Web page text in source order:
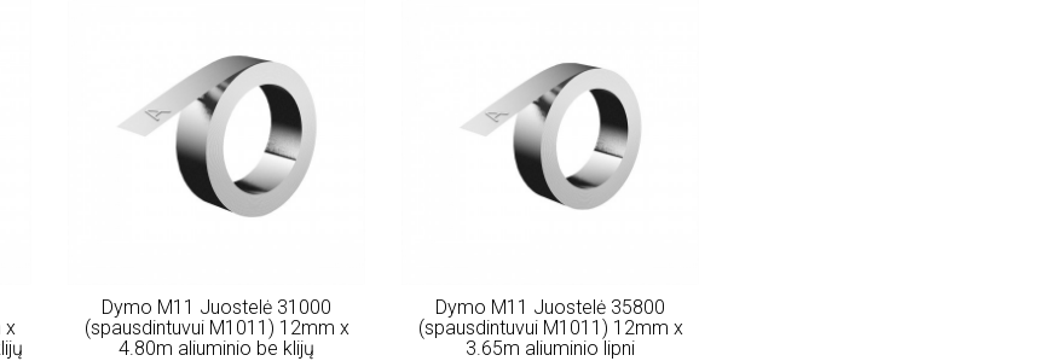
x
Dymo M11 Juostelė 31000
(spausdintuvui M1011) 12mm x
4.80m aliuminio be klijų
Dymo M11 Juostelė 35800
(spausdintuvui M1011) 12mm x
3.65m aliuminio lipni